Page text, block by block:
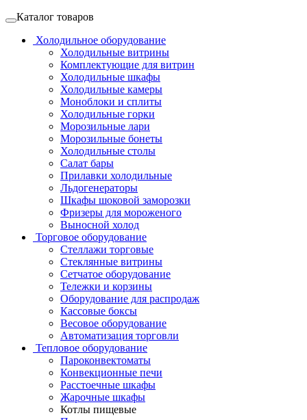
Каталог товаров
Холодильное оборудование
Холодильные витрины
Комплектующие для витрин
Холодильные шкафы
Холодильные камеры
Моноблоки и сплиты
Холодильные горки
Морозильные лари
Морозильные бонеты
Холодильные столы
Салат бары
Прилавки холодильные
Льдогенераторы
Шкафы шоковой заморозки
Фризеры для мороженого
Выносной холод
Торговое оборудование
Стеллажи торговые
Стеклянные витрины
Сетчатое оборудование
Тележки и корзины
Оборудование для распродаж
Кассовые боксы
Весовое оборудование
Автоматизация торговли
Тепловое оборудование
Пароконвектоматы
Конвекционные печи
Расстоечные шкафы
Жарочные шкафы
Котлы пищевые